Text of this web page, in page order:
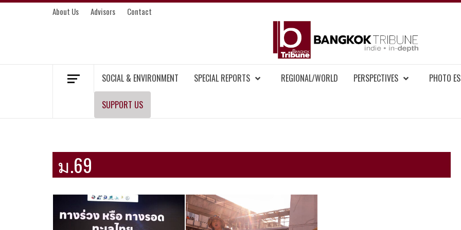
Skip
About Us Advisors Contact
SOCIAL & ENVIRONMENT SPECIAL REPORTS REGIONAL/WORLD PERSPECTIVES PHOTO
SUPPORT US
ม.69